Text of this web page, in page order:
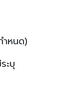
หนด)
ะบุ